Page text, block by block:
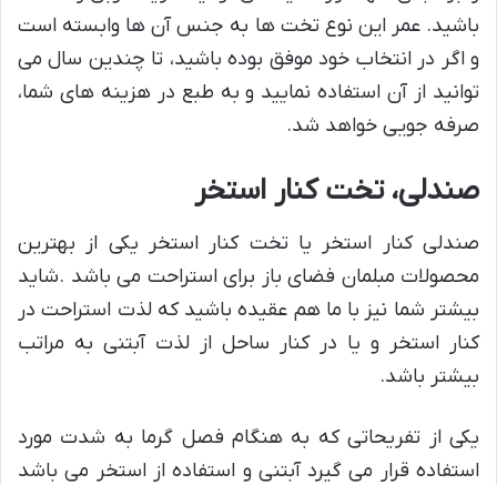
باشید. عمر این نوع تخت ها به جنس آن ها وابسته است
و اگر در انتخاب خود موفق بوده باشید، تا چندین سال می
توانید از آن استفاده نمایید و به طبع در هزینه های شما،
صرفه جویی خواهد شد.
صندلی، تخت کنار استخر
صندلی کنار استخر یا تخت کنار استخر یکی از بهترین
محصولات مبلمان فضای باز برای استراحت می باشد .شاید
بیشتر شما نیز با ما هم عقیده باشید که لذت استراحت در
کنار استخر و یا در کنار ساحل از لذت آبتنی به مراتب
بیشتر باشد.
یکی از تفریحاتی که به هنگام فصل گرما به شدت مورد
استفاده قرار می گیرد آبتنی و استفاده از استخر می باشد